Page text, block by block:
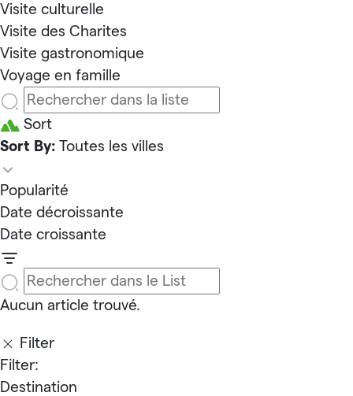
Visite culturelle
Visite des Charites
Visite gastronomique
Voyage en famille
Sort
Sort By: Toutes les villes
Popularité
Date décroissante
Date croissante
Aucun article trouvé.
Filter
Filter:
Destination